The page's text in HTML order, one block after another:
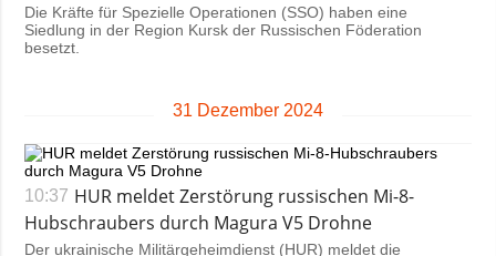
Die Kräfte für Spezielle Operationen (SSO) haben eine
Siedlung in der Region Kursk der Russischen Föderation
besetzt.
31 Dezember 2024
10:37 HUR meldet Zerstörung russischen Mi-8-
Hubschraubers durch Magura V5 Drohne
Der ukrainische Militärgeheimdienst (HUR) meldet die